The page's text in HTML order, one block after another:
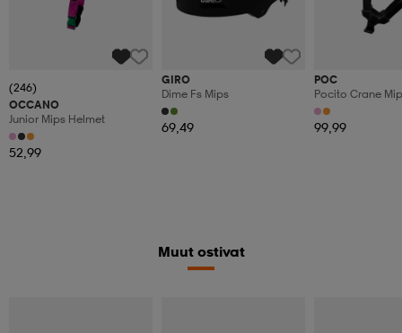
(246)
OCCANO
Junior Mips Helmet
52,99
GIRO
Dime Fs Mips
69,49
POC
Pocito Crane
99,99
Muut ostivat